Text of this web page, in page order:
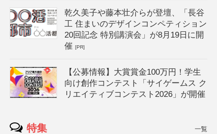
乾久美子や藤本壮介らが登壇、「長谷
工 住まいのデザインコンペティション
20回記念 特別講演会」が8月19日に開
催[PR]
【公募情報】大賞賞金100万円！学生
向け創作コンテスト「サイゲームス ク
リエイティブコンテスト2026」が開催
特集 一覧